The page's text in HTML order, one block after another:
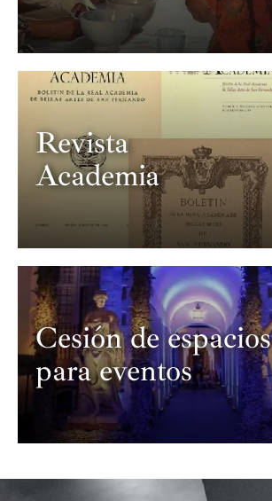
Revista
Academia
Cesión de espacios
para eventos